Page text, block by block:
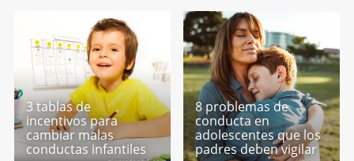
3 tablas de
incentivos para
cambiar malas
conductas infantiles
8 problemas de
conducta en
adolescentes que los
padres deben vigilar